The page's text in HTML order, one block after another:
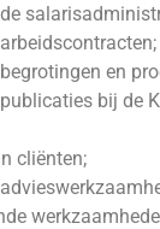
en
bij de
cliënten;